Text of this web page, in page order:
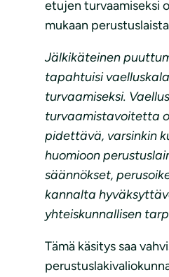
etujen turvaamiseksi
mukaan
Jälkikäteinen
tapahtuisi
turvaamiseksi.
turvaamistavoitetta
pidettävä, varsinkin
huomioon
säännökset,
kannalta
yhteiskunnallisen
Tämä käsitys saa